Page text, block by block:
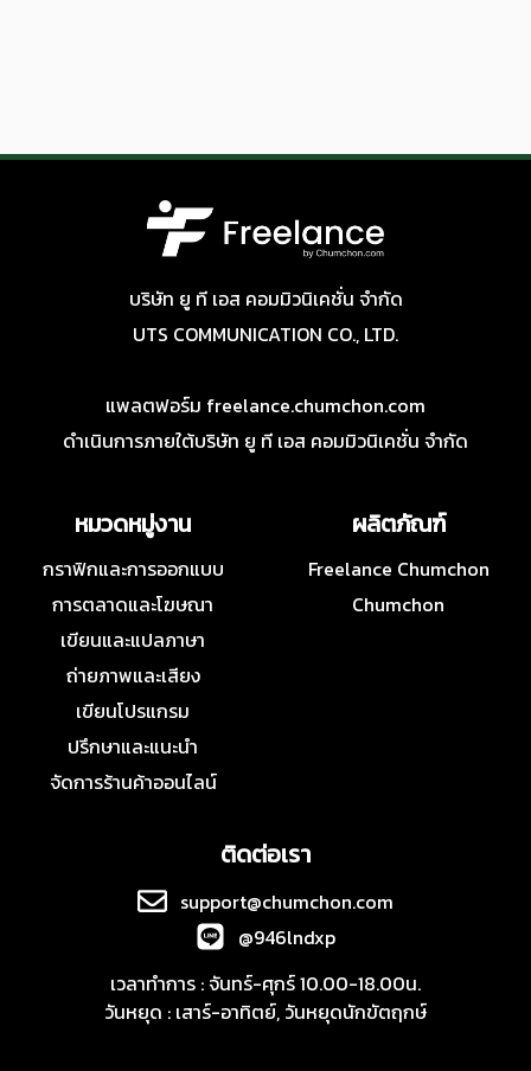
บริษัท ยู ที เอส คอมมิวนิเคชั่น จำกัด
UTS COMMUNICATION CO., LTD.
แพลตฟอร์ม freelance.chumchon.com
ดำเนินการภายใต้บริษัท ยู ที เอส คอมมิวนิเคชั่น จำกัด
หมวดหมู่งาน
กราฟิกและการออกแบบ
การตลาดและโฆษณา
เขียนและแปลภาษา
ถ่ายภาพและเสียง
เขียนโปรแกรม
ปรึกษาและแนะนำ
จัดการร้านค้าออนไลน์
ผลิตภัณฑ์
Freelance Chumchon
Chumchon
ติดต่อเรา
support@chumchon.com
@946lndxp
เวลาทำการ : จันทร์-ศุกร์ 10.00-18.00น.
วันหยุด : เสาร์-อาทิตย์, วันหยุดนักขัตฤกษ์